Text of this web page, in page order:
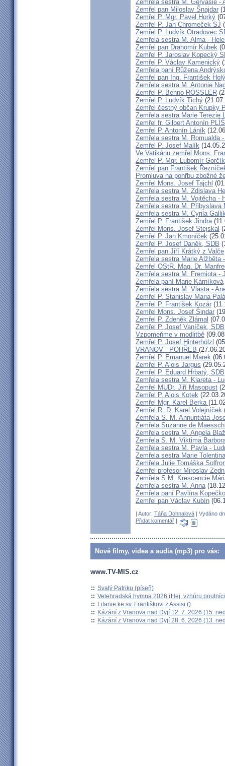
Zemřela sestra M. Gervasie -
Zemřel pan Miloslav Šnajdar
Zemřel P. Mgr. Pavel Horký
Zemřel P. Jan Chromeček SJ
Zemřel P. Ludvík Otradovec
Zemřela sestra M. Alma -
Zemřel pan Drahomír Kubek
Zemřel P. Jaroslav Kopecký
Zemřel P. Václav Kamenický
Zemřela paní Růžena
Zemřel pan Ing. František
Zemřela sestra M. Antonie
Zemřel P. Benno RÖSSLER
Zemřel P. Ludvík Tichý
Zemřel čestný občan Krupky
Zemřela sestra Marie Terezie
Zemřel fr. Gilbert Antonín
Zemřel P. Antonín Láník
Zemřela sestra M. Romualda
Zemřel P. Josef Malík
Ve Vatikánu zemřel Mons.
Zemřel P. Mgr. Lubomír Gorčík
Zemřel pan František
Promluva na pohřbu zbožné
Zemřel Mons. Josef Tajchl
Zemřela sestra M. Zdislava
Zemřela sestra M. Vojtěcha -
Zemřela sestra M. Přibyslava
Zemřela sestra M. Cyrila
Zemřel P. František Jindra
Zemřel Mons. Josef Stejskal
Zemřel P. Jan Kmoníček
Zemřel P. Josef Daněk, SDB
Zemřel pan Jiří Krátký z Valče
Zemřela sestra Marie Alžběta
Zemřel OStR. Mag. Dr.
Zemřela sestra M. Fremiota -
Zemřela paní Marie Kárníková
Zemřela sestra M. Vlasta -
Zemřel P. Stanislav Maria
Zemřel P. František Kozár
Zemřel Mons. Josef Šindar
Zemřel P. Zdeněk Zlámal
Zemřel P. Josef Vaníček, SDB
Vzpomeňme v modlitbě
Zemřel P. Josef Hinterhölzl
VRANOV - POHŘEB
Zemřel P. Emanuel Marek
Zemřel P. Alois Jargus
Zemřel P. Eduard Hrbatý, SDB
Zemřela sestra M. Klareta -
Zemřel MUDr. Jiří Masopust
Zemřel P. Alois Kotek
Zemřel Mgr. Karel Berka
Zemřel R. D. Karel Volejníček
Zemřela S. M. Annuntiáta
Zemřela Suzanne de
Zemřela sestra M. Angela
Zemřela S. M. Viktima
Zemřela sestra M. Pavla -
Zemřela sestra Marie
Zemřela Julie Tomáška
Zemřel profesor Miroslav
Zemřela S.M. Krescencie
Zemřela sestra M. Anna
Zemřela paní Pavlína
Zemřel pan Václav Kubín
| Autor: Táňa Dohnalová | Vydáno
Přidat komentář |
Nové filmy, videa a audia (mp3) pro vás:
www.TV-MIS.cz
:: Svatý Patriku (píseň)
:: Velehradská hymna 2026 (Hej, vzhůru
:: Litanie ke sv. Františkovi z Assisi ()
:: Kázání z Vranova nad Dyjí 12. 7. 2026 (15.
:: Kázání z Vranova nad Dyjí 28. 6. 2026 (13.